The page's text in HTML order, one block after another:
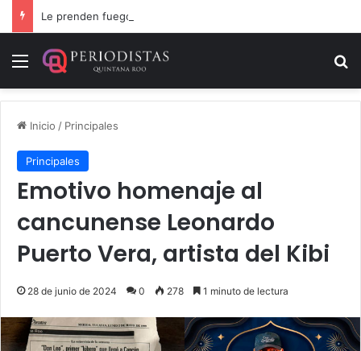
Menú
Inicio / Principales
Principales
Emotivo homenaje al
cancunense Leonardo
Puerto Vera, artista del Kibi
28 de junio de 2024 0 278 1 minuto de lectura